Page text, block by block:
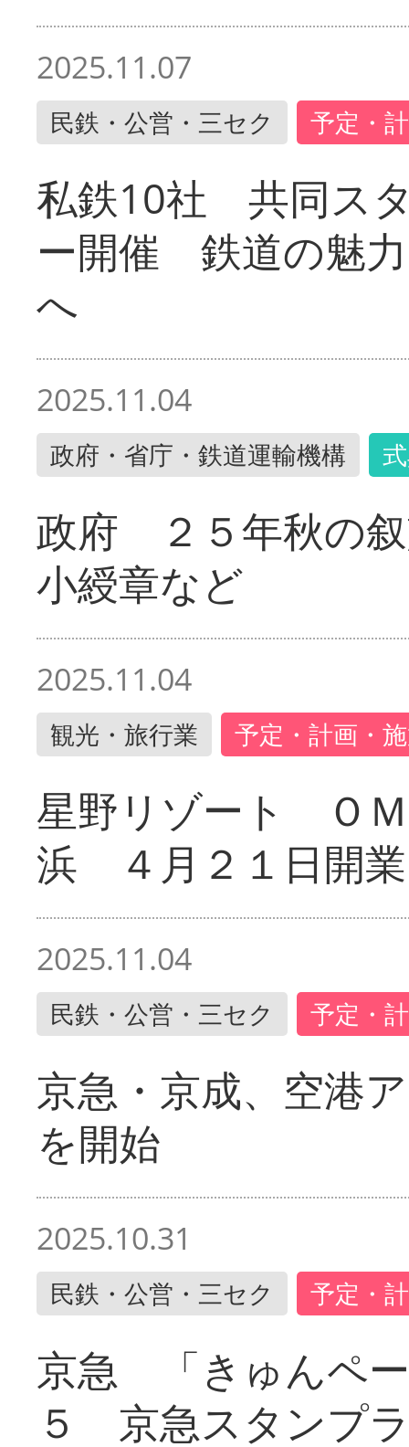
2025.11.07
民鉄・公営・三セク 予定・
私鉄10社 共同ス
ー開催 鉄道の魅
へ
2025.11.04
政府・省庁・鉄道運輸機構
政府 ２５年秋の
小綬章など
2025.11.04
観光・旅行業 予定・計画・
星野リゾート Ｏ
浜 ４月２１日開業
2025.11.04
民鉄・公営・三セク 予定・
京急・京成、空港
を開始
2025.10.31
民鉄・公営・三セク 予定・
京急 「きゅんペ
５ 京急スタンプ